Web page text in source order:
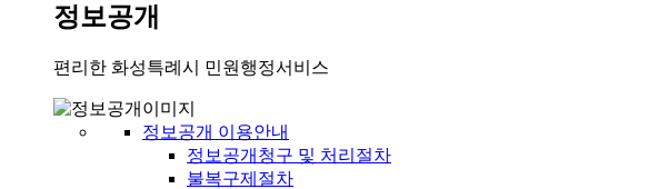
정보공개
편리한 화성특례시 민원행정서비스
정보공개 이용안내
정보공개청구 및 처리절차
불복구제절차